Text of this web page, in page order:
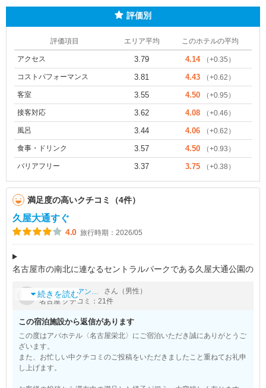
評価別
評価項目 エリア平均 このホテルの平均
アクセス 3.79 4.14 （+0.35）
コストパフォーマンス 3.81 4.43 （+0.62）
客室 3.55 4.50 （+0.95）
接客対応 3.62 4.08 （+0.46）
風呂 3.44 4.06 （+0.62）
食事・ドリンク 3.57 4.50 （+0.93）
バリアフリー 3.37 3.75 （+0.38）
満足度の高いクチコミ（4件）
久屋大通すぐ
4.0 旅行時期：2026/05
名古屋市の南北に連なるセントラルパークである久屋大通公園の
市中心部だけにどこに行くにも便利でした。
そんな立地でも大浴場があったのがうれしかったです。
その他の設備やアメニ
続きを読む
by フローリアンチッチ
さん（男性）
名古屋 クチコミ：21件
この宿泊施設から返信があります
この度はアパホテル〈名古屋栄北〉にご宿泊いただき誠にありがとうご
ざいます。
また、お忙しい中クチコミのご投稿をいただきましたこと重ねてお礼申
し上げます。